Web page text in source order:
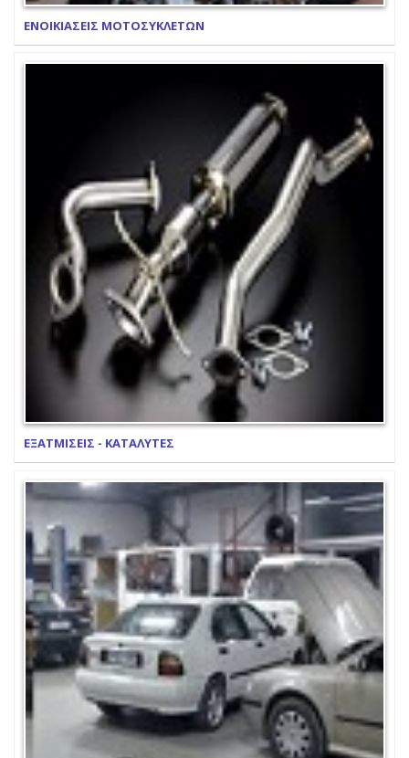
ΕΝΟΙΚΙΑΣΕΙΣ ΜΟΤΟΣΥΚΛΕΤΩΝ
ΕΞΑΤΜΙΣΕΙΣ - ΚΑΤΑΛΥΤΕΣ